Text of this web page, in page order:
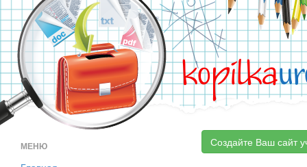
kopilka
МЕНЮ Создайте Ваш сайт